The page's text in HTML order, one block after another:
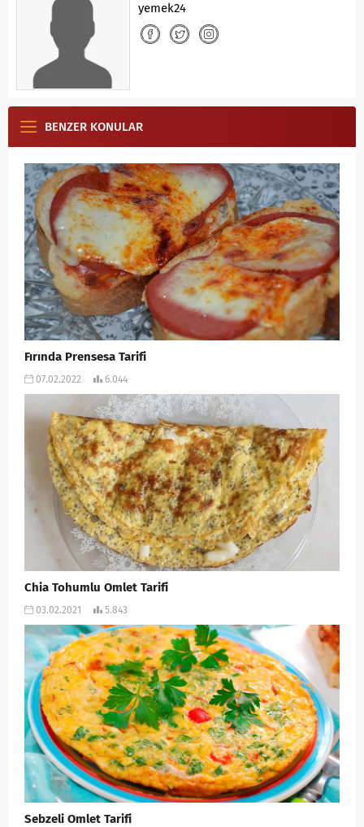
yemek24
BENZER KONULAR
Fırında Prensesa Tarifi
07.02.2022 6.044
Chia Tohumlu Omlet Tarifi
03.02.2021 5.843
Sebzeli Omlet Tarifi